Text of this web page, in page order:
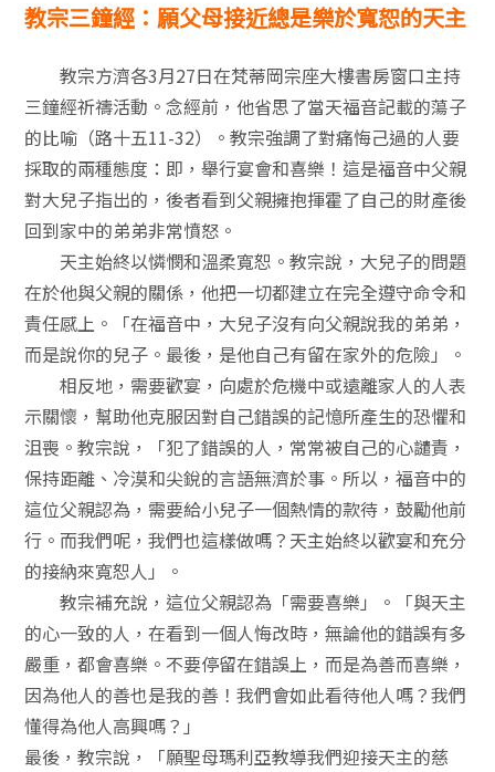
教宗三鐘經：願父母接近總是樂於寬恕的天主
教宗方濟各3月27日在梵蒂岡宗座大樓書房窗口主持
三鐘經祈禱活動。念經前，他省思了當天福音記載的蕩子
的比喻（路十五11-32）。教宗強調了對痛悔己過的人要
採取的兩種態度：即，舉行宴會和喜樂！這是福音中父親
對大兒子指出的，後者看到父親擁抱揮霍了自己的財產後
回到家中的弟弟非常憤怒。
天主始終以憐憫和溫柔寬恕。教宗說，大兒子的問題
在於他與父親的關係，他把一切都建立在完全遵守命令和
責任感上。「在福音中，大兒子沒有向父親說我的弟弟，
而是說你的兒子。最後，是他自己有留在家外的危險」。
相反地，需要歡宴，向處於危機中或遠離家人的人表
示關懷，幫助他克服因對自己錯誤的記憶所產生的恐懼和
沮喪。教宗說，「犯了錯誤的人，常常被自己的心譴責，
保持距離、冷漠和尖銳的言語無濟於事。所以，福音中的
這位父親認為，需要給小兒子一個熱情的款待，鼓勵他前
行。而我們呢，我們也這樣做嗎？天主始終以歡宴和充分
的接納來寬恕人」。
教宗補充說，這位父親認為「需要喜樂」。「與天主
的心一致的人，在看到一個人悔改時，無論他的錯誤有多
嚴重，都會喜樂。不要停留在錯誤上，而是為善而喜樂，
因為他人的善也是我的善！我們會如此看待他人嗎？我們
懂得為他人高興嗎？」
最後，教宗說，「願聖母瑪利亞教導我們迎接天主的慈